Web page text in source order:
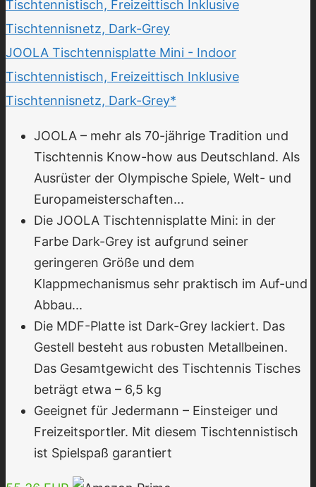
JOOLA Tischtennisplatte Mini - Indoor
Tischtennistisch, Freizeittisch Inklusive
Tischtennisnetz, Dark-Grey*
JOOLA – mehr als 70-jährige Tradition und
Tischtennis Know-how aus Deutschland. Als
Ausrüster der Olympische Spiele, Welt- und
Europameisterschaften...
Die JOOLA Tischtennisplatte Mini: in der
Farbe Dark-Grey ist aufgrund seiner
geringeren Größe und dem
Klappmechanismus sehr praktisch im Auf-und
Abbau...
Die MDF-Platte ist Dark-Grey lackiert. Das
Gestell besteht aus robusten Metallbeinen.
Das Gesamtgewicht des Tischtennis Tisches
beträgt etwa – 6,5 kg
Geeignet für Jedermann – Einsteiger und
Freizeitsportler. Mit diesem Tischtennistisch
ist Spielspaß garantiert